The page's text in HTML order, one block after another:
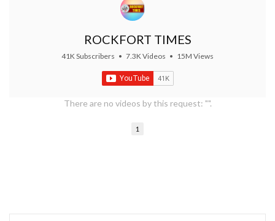
ROCKFORT TIMES
41K Subscribers • 7.3K Videos • 15M Views
There are no videos by this request: "".
1